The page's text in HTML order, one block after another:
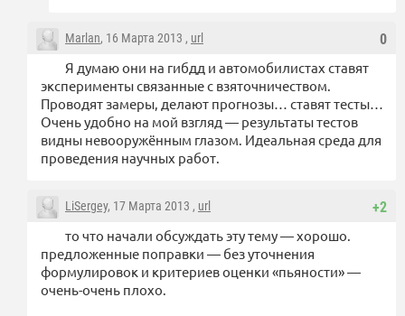
0
Marlan, 16 Марта 2013 , url
Я думаю они на гибдд и автомобилистах ставят
эксперименты связанные с взяточничеством.
Проводят замеры, делают прогнозы… ставят тесты…
Очень удобно на мой взгляд — результаты тестов
видны невооружённым глазом. Идеальная среда для
проведения научных работ.
+2
LiSergey, 17 Марта 2013 , url
то что начали обсуждать эту тему — хорошо.
предложенные поправки — без уточнения
формулировок и критериев оценки «пьяности» —
очень-очень плохо.